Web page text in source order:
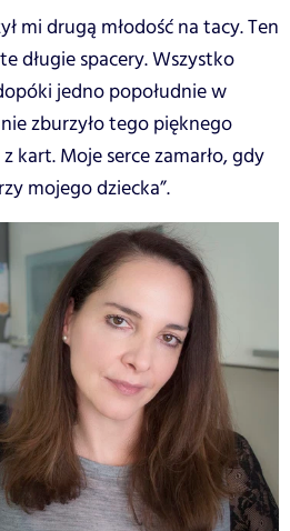
mi drugą młodość na tacy. Ten
długie spacery. Wszystko
jedno popołudnie w
zburzyło tego pięknego
kart. Moje serce zamarło, gdy
mojego dziecka”.